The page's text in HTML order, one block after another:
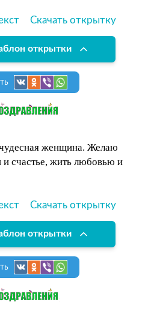
Скачать открытку
открытки
женщина. Желаю
и счастье, жить любовью и
Скачать открытку
открытки